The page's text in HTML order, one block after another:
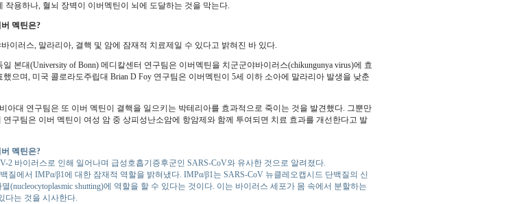
작용하나, 혈뇌 장벽이 이버멕틴이 뇌에 도달하는 것을 막는다.
멕틴은?
이러스, 말라리아, 결핵 및 암에 잠재적 치료제일 수 있다고 밝혀진 바 있다.
본대(University of Bonn) 메디칼센터 연구팀은 이버멕틴을 치군군야바이러스(chikungunya virus)에 효
으며, 미국 콜로라도주립대 Brian D Foy 연구팀은 이버멕틴이 5세 이하 소아에 말라리아 발생을 낮춘
아대 연구팀은 또 이버 멕틴이 결핵을 일으키는 박테리아를 효과적으로 죽이는 것을 발견했다. 그뿐만
연구팀은 이버 멕틴이 여성 암 중 상피성난소암에 항암제와 함께 투여되면 치료 효과를 개선한다고 발
멕틴은?
2 바이러스로 인해 일어나며 급성호흡기증후군인 SARS-CoV와 유사한 것으로 알려졌다.
질에서 IMPα/β1에 대한 잠재적 역할을 밝혀냈다. IMPα/β1는 SARS-CoV 뉴클레오캡시드 단백질의 신
(nucleocytoplasmic shutting)에 역할을 할 수 있다는 것이다. 이는 바이러스 세포가 몸 속에서 분할하는
다는 것을 시사한다.